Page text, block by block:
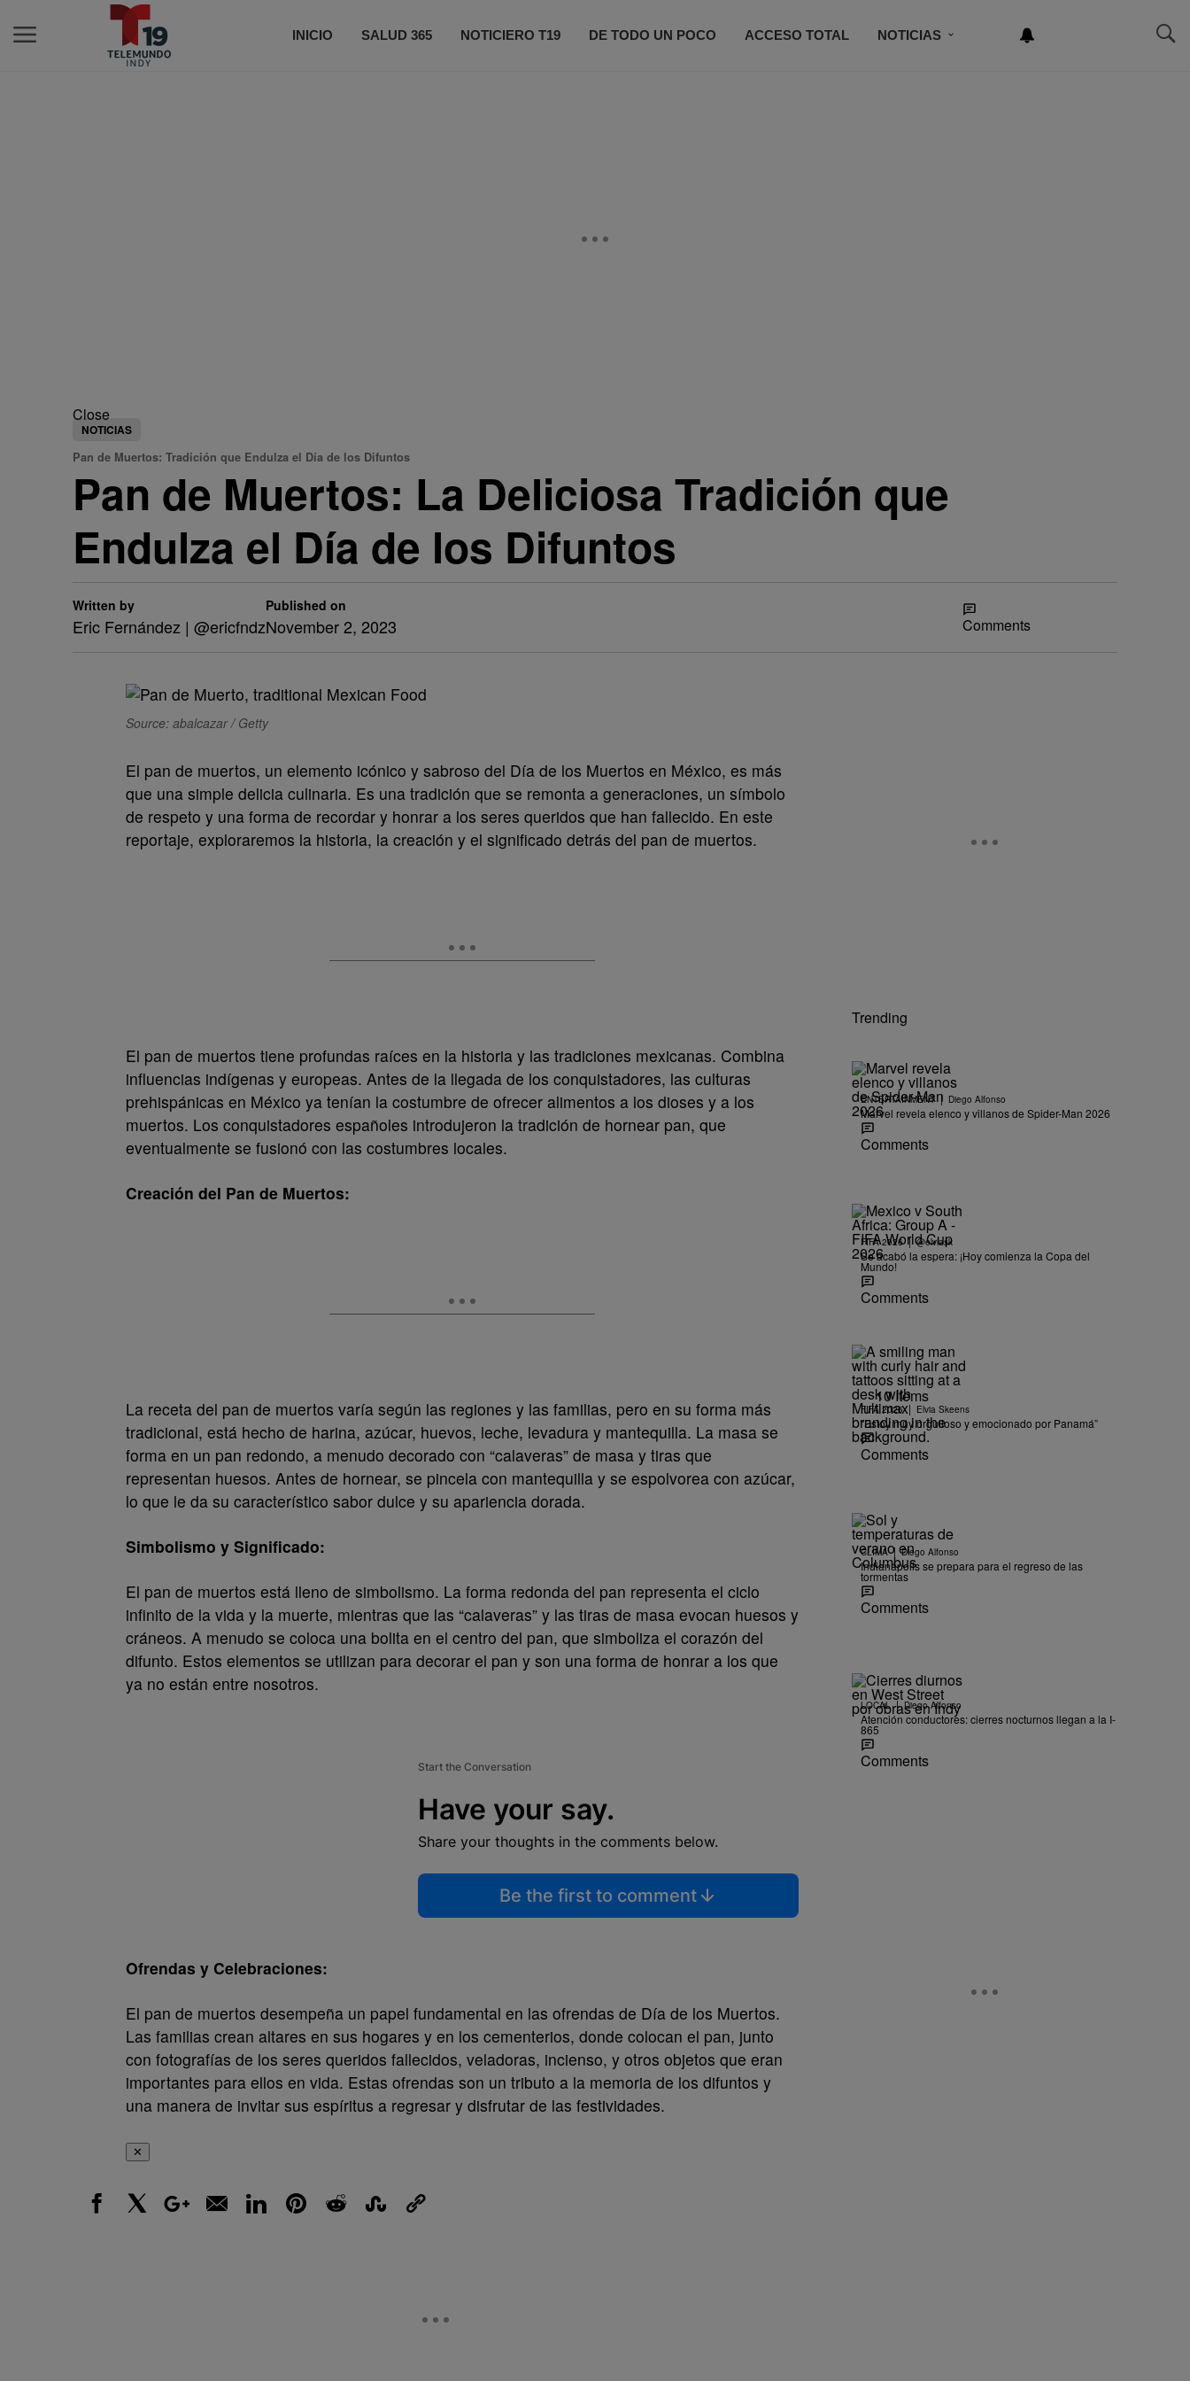
INICIO SALUD 365 NOTICIERO T19 DE TODO UN POCO ACCESO TOTAL NOTICIAS
Close
NOTICIAS
Pan de Muertos: Tradición que Endulza el Día de los Difuntos
Pan de Muertos: La Deliciosa Tradición que
Endulza el Día de los Difuntos
Written by
Eric Fernández | @ericfndz
Published on
November 2, 2023 Comments
Source: abalcazar / Getty
El pan de muertos, un elemento icónico y sabroso del Día de los Muertos en México, es más
que una simple delicia culinaria. Es una tradición que se remonta a generaciones, un símbolo
de respeto y una forma de recordar y honrar a los seres queridos que han fallecido. En este
reportaje, exploraremos la historia, la creación y el significado detrás del pan de muertos.
El pan de muertos tiene profundas raíces en la historia y las tradiciones mexicanas. Combina
influencias indígenas y europeas. Antes de la llegada de los conquistadores, las culturas
prehispánicas en México ya tenían la costumbre de ofrecer alimentos a los dioses y a los
muertos. Los conquistadores españoles introdujeron la tradición de hornear pan, que
eventualmente se fusionó con las costumbres locales.
Creación del Pan de Muertos:
La receta del pan de muertos varía según las regiones y las familias, pero en su forma más
tradicional, está hecho de harina, azúcar, huevos, leche, levadura y mantequilla. La masa se
forma en un pan redondo, a menudo decorado con “calaveras” de masa y tiras que
representan huesos. Antes de hornear, se pincela con mantequilla y se espolvorea con azúcar,
lo que le da su característico sabor dulce y su apariencia dorada.
Simbolismo y Significado:
El pan de muertos está lleno de simbolismo. La forma redonda del pan representa el ciclo
infinito de la vida y la muerte, mientras que las “calaveras” y las tiras de masa evocan huesos y
cráneos. A menudo se coloca una bolita en el centro del pan, que simboliza el corazón del
difunto. Estos elementos se utilizan para decorar el pan y son una forma de honrar a los que
ya no están entre nosotros.
Start the Conversation
Have your say.
Share your thoughts in the comments below.
Be the first to comment
Ofrendas y Celebraciones:
El pan de muertos desempeña un papel fundamental en las ofrendas de Día de los Muertos.
Las familias crean altares en sus hogares y en los cementerios, donde colocan el pan, junto
con fotografías de los seres queridos fallecidos, veladoras, incienso, y otros objetos que eran
importantes para ellos en vida. Estas ofrendas son un tributo a la memoria de los difuntos y
una manera de invitar sus espíritus a regresar y disfrutar de las festividades.
✕
Trending
ENTERTAINMENT | Diego Alfonso
Marvel revela elenco y villanos de Spider-Man 2026
Comments
FIFA 2026 | @elviask
Se acabó la espera: ¡Hoy comienza la Copa del
Mundo!
Comments
10 Items
FIFA 2026 | Elvia Skeens
“Estoy muy orgulloso y emocionado por Panamá”
Comments
CLIMA | Diego Alfonso
Indianápolis se prepara para el regreso de las
tormentas
Comments
LOCAL | Diego Alfonso
Atención conductores: cierres nocturnos llegan a la I-
865
Comments